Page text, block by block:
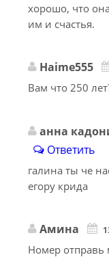
хорошо, что
им и счастья.
Haime555
Вам что 250
анна
Ответить
галина ты че
егору крида
Амина
Номер отправь